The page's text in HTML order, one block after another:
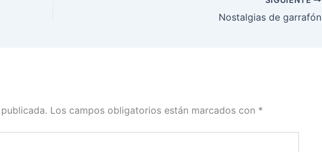
Nostalgias de garrafón
Los campos obligatorios están marcados con *